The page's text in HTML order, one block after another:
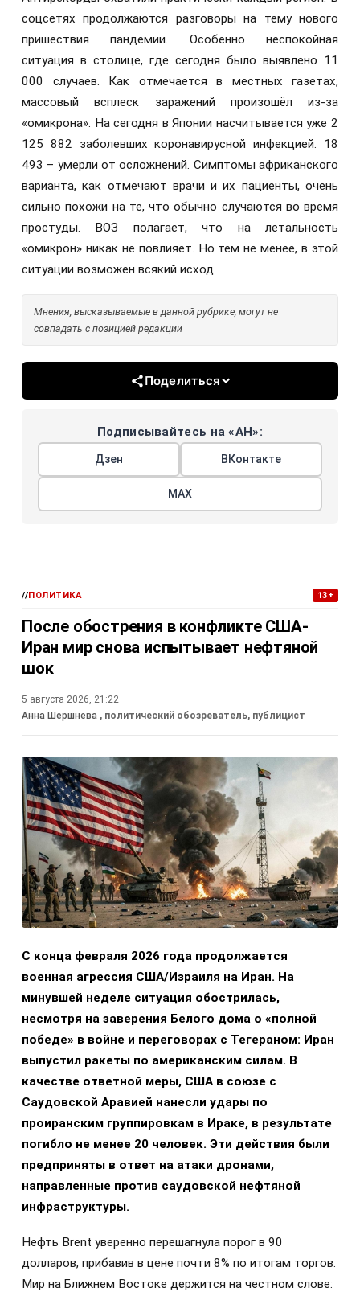
соцсетях продолжаются разговоры на тему нового
пришествия пандемии. Особенно неспокойная
ситуация в столице, где сегодня было выявлено 11
000 случаев. Как отмечается в местных газетах,
массовый всплеск заражений произошёл из-за
«омикрона». На сегодня в Японии насчитывается уже 2
125 882 заболевших коронавирусной инфекцией. 18
493 – умерли от осложнений. Симптомы африканского
варианта, как отмечают врачи и их пациенты, очень
сильно похожи на те, что обычно случаются во время
простуды. ВОЗ полагает, что на летальность
«омикрон» никак не повлияет. Но тем не менее, в этой
ситуации возможен всякий исход.
Мнения, высказываемые в данной рубрике, могут не
совпадать с позицией редакции
Поделиться
Подписывайтесь на «АН»:
Дзен ВКонтакте
МАХ
//ПОЛИТИКА 13+
После обострения в конфликте США-
Иран мир снова испытывает нефтяной
шок
5 августа 2026, 21:22
Анна Шершнева , политический обозреватель, публицист
С конца февраля 2026 года продолжается
военная агрессия США/Израиля на Иран. На
минувшей неделе ситуация обострилась,
несмотря на заверения Белого дома о «полной
победе» в войне и переговорах с Тегераном: Иран
выпустил ракеты по американским силам. В
качестве ответной меры, США в союзе с
Саудовской Аравией нанесли удары по
проиранским группировкам в Ираке, в результате
погибло не менее 20 человек. Эти действия были
предприняты в ответ на атаки дронами,
направленные против саудовской нефтяной
инфраструктуры.
Нефть Brent уверенно перешагнула порог в 90
долларов, прибавив в цене почти 8% по итогам торгов.
Мир на Ближнем Востоке держится на честном слове: